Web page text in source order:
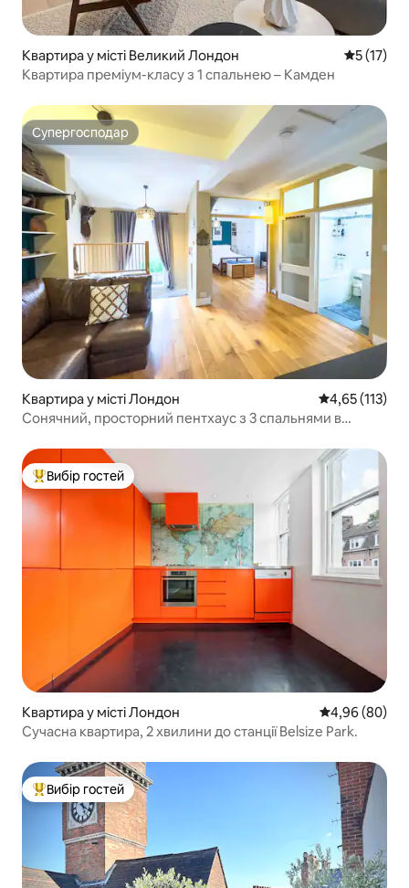
Квартира у місті Великий Лондон Середня
5 (17)
Квартира преміум-класу з 1 спальнею – Камден
Супергосподар
Супергосподар
Квартира у місті Лондон Середня
4,65 (113)
Сонячний, просторний пентхаус з 3 спальнями в
Топ вибір гостей
Вибір гостей
Квартира у місті Лондон Середня
4,96 (80)
Сучасна квартира, 2 хвилини до станції Belsize Park.
Топ вибір гостей
Вибір гостей